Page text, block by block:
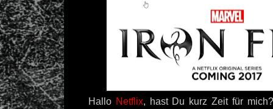
Hallo Netflix, hast Du kurz Zeit für